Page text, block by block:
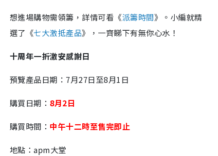
想進場購物需領籌，詳情可看《派籌時間》。小編就精
選了《七大激抵產品》，一齊睇下有無你心水！
十周年一折激安感謝日
預覽產品日期：7月27日至8月1日
購買日期： 8月2日
購買時間： 中午十二時至售完即止
地點：apm大堂